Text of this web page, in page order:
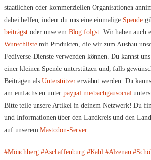
staatlichen oder kommerziellen Organisationen
dabei helfen, indem du uns eine einmalige Spende
beiträgstoder unserem Blog folgst. Wir haben auch
Wunschlistemit Produkten, die wir zum Ausbau
Fediverse-Dienste verwenden können. Du kannst
einer kleinen Spende unterstützen und, falls
Beiträgen als Unterstützererwähnt werden. Du
am einfachsten unter paypal.me/bachgausocial
Bitte teile unsere Artikel in deinem Netzwerk! Du
und Informationen über den Landkreis und den
auf unserem Mastodon-Server.
#Mönchberg #Aschaffenburg #Kahl #Alzenau